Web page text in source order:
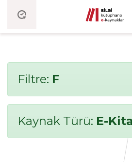
Filtre: F
Kaynak Türü: E-